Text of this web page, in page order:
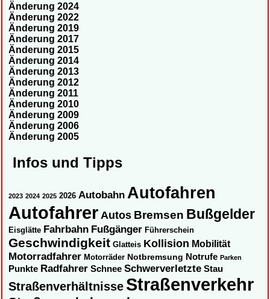
Änderung 2024
Änderung 2022
Änderung 2019
Änderung 2017
Änderung 2015
Änderung 2014
Änderung 2013
Änderung 2012
Änderung 2011
Änderung 2010
Änderung 2009
Änderung 2006
Änderung 2005
Infos und Tipps
2023 2024 2025 2026 Autobahn Autofahren
Autofahrer Autos Bremsen Bußgelder
Eisglätte Fahrbahn Fußgänger Führerschein
Geschwindigkeit Glatteis Kollision Mobilität
Motorradfahrer Motorräder Notbremsung Notrufe Parken
Punkte Radfahrer Schnee Schwerverletzte Stau
Straßenverhältnisse Straßenverkehr